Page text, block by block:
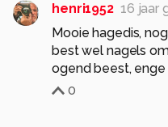
henri1952 16 jaar
Mooie hagedis,
best wel nagels
ogend beest,
0